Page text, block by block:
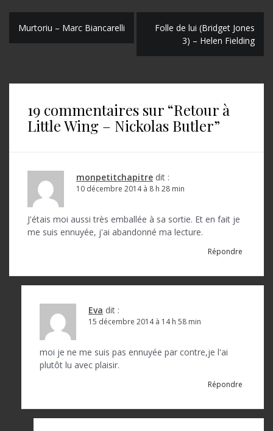
N
l
Murtoriu – Marc Biancarelli
Folle de lui (Bridget Jones
3) – Helen Fielding
19 commentaires sur “Retour à
Little Wing – Nickolas Butler”
monpetitchapitre dit :
10 décembre 2014 à 8 h 28 min
J'étais moi aussi très emballée à sa sortie. Et en fait je
me suis ennuyée, j'ai abandonné ma lecture.
Répondre
Eva dit :
15 décembre 2014 à 14 h 58 min
moi je ne me suis pas ennuyée par contre,je l'ai
plutôt lu avec plaisir.
Répondre